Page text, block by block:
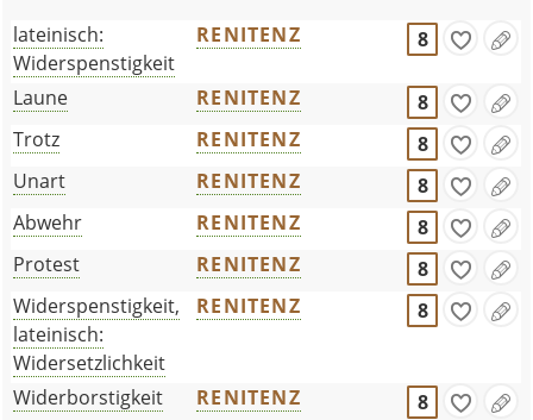
lateinisch:
Widerspenstigkeit
RENITENZ 8
Laune RENITENZ
8
Trotz
RENITENZ
8
Unart
RENITENZ
8
Abwehr
RENITENZ
8
Protest
RENITENZ
8
Widerspenstigkeit,
lateinisch:
Widersetzlichkeit
RENITENZ 8
Widerborstigkeit RENITENZ
8